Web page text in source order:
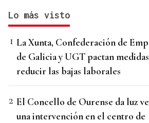
Lo más visto
La Xunta, Confederación de
de Galicia y UGT pactan
reducir las bajas laborales
El Concello de Ourense da luz
una intervención en el centro de